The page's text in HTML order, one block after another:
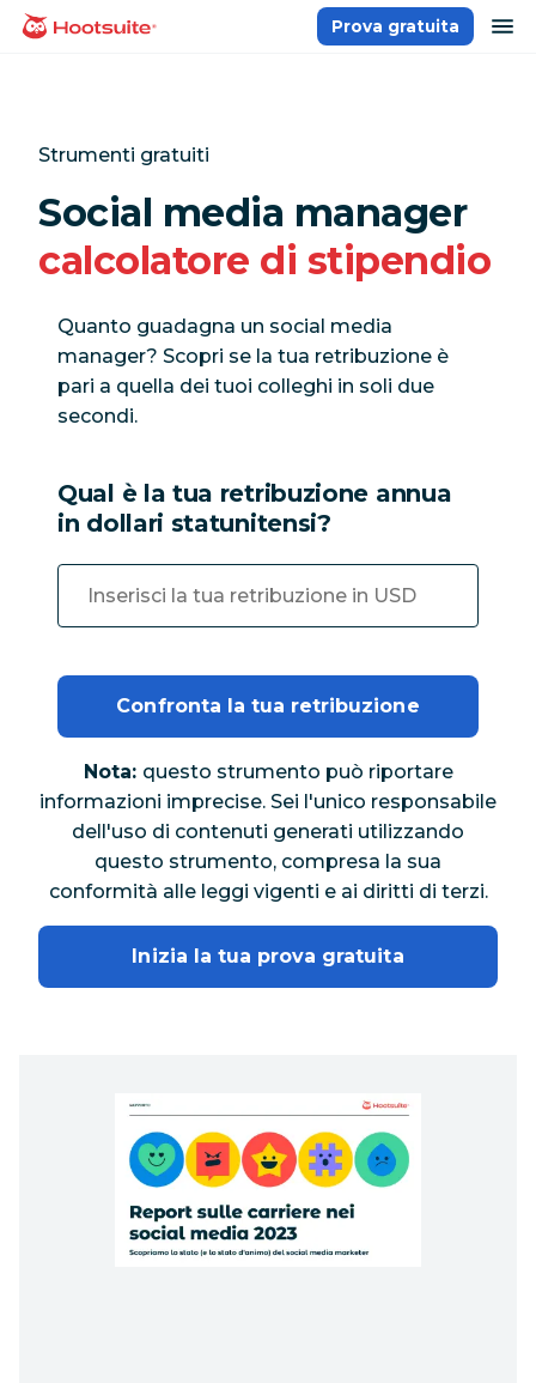
Salta
Homepage
Prova gratuita
Strumenti gratuiti
Social media manager
calcolatore di stipendio
Quanto guadagna un social media
manager? Scopri se la tua retribuzione è
pari a quella dei tuoi colleghi in soli due
secondi.
Qual è la tua retribuzione annua
in dollari statunitensi?
Confronta la tua retribuzione
Nota: questo strumento può riportare
informazioni imprecise. Sei l'unico responsabile
dell'uso di contenuti generati utilizzando
questo strumento, compresa la sua
conformità alle leggi vigenti e ai diritti di terzi.
Inizia la tua prova gratuita